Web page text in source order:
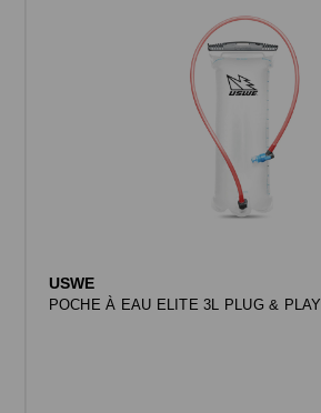
USWE
POCHE À EAU ELITE 3L PLUG & PLAY